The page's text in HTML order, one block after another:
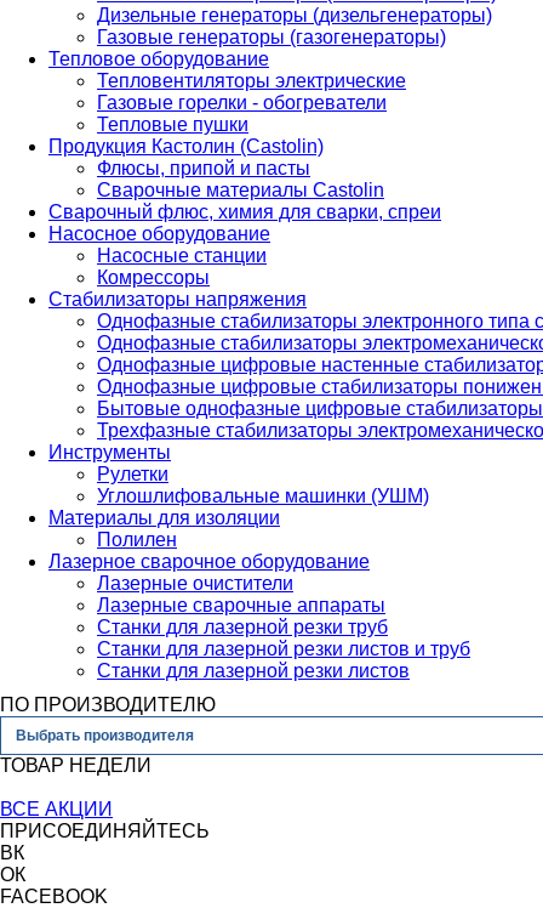
Дизельные генераторы (дизельгенераторы)
Газовые генераторы (газогенераторы)
Тепловое оборудование
Тепловентиляторы электрические
Газовые горелки - обогреватели
Тепловые пушки
Продукция Кастолин (Castolin)
Флюсы, припой и пасты
Сварочные материалы Castolin
Сварочный флюс, химия для сварки, спреи
Насосное оборудование
Насосные станции
Комрессоры
Стабилизаторы напряжения
Однофазные стабилизаторы электронного
Однофазные стабилизаторы
Однофазные цифровые настенные
Однофазные цифровые стабилизаторы
Бытовые однофазные цифровые стабилизаторы
Трехфазные стабилизаторы
Инструменты
Рулетки
Углошлифовальные машинки (УШМ)
Материалы для изоляции
Полилен
Лазерное сварочное оборудование
Лазерные очистители
Лазерные сварочные аппараты
Станки для лазерной резки труб
Станки для лазерной резки листов и труб
Станки для лазерной резки листов
ПО ПРОИЗВОДИТЕЛЮ
Выбрать производителя
ТОВАР НЕДЕЛИ
ВСЕ АКЦИИ
ПРИСОЕДИНЯЙТЕСЬ
ВК
ОК
FACEBOOK